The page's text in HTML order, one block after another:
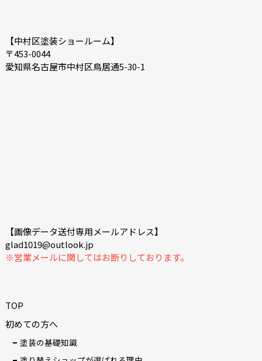
【中村区塗装ショールーム】
〒453-0044
愛知県名古屋市中村区鳥居通5-30-1
【画像データ送付専用メールアドレス】
glad1019@outlook.jp
※営業メールに関してはお断りしております。
TOP
初めての方へ
塗装の基礎知識